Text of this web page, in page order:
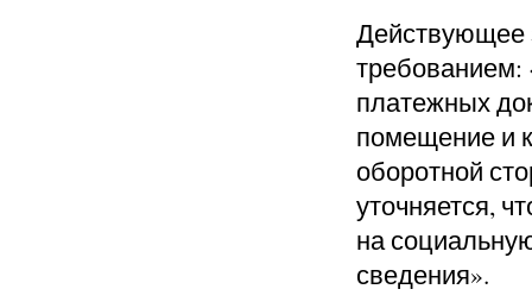
Действующее
требованием:
платежных
помещение и
оборотной
уточняется,
на
сведения».